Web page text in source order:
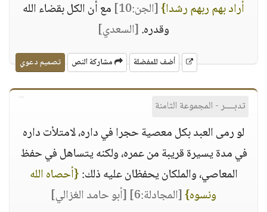
أراد بهم ربهم رشدا}[الجن:10]
مع أن الكل بقضاء الله
وقدره.[السعدي]
أضف للمفضلة مشاركة النص تصميم دعوي
تدبــــر - المجموعة الثامنة
لو رمى العبد بكل معصية حجرا في داره، لامتلأت داره
في مدة يسيرة قريبة من عمره، ولكنه يتساهل في حفظ
المعاصي، والملكان يحفظان عليه ذلك:{أحصاه الله
ونسوه}[المجادلة:6] [أبو حامد الغزالي]